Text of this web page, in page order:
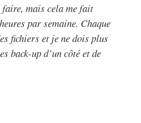
mais cela me fait
par semaine. Chaque
fichiers et je ne dois plus
back-up d’un côté et de